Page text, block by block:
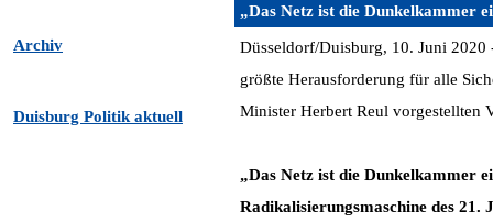
Archiv
Duisburg Politik aktuell
„Das Netz ist die Dunkelkammer
Düsseldorf/Duisburg, 10. Juni 2020
größte Herausforderung für alle
Minister Herbert Reul vorgestellten
„Das Netz ist die Dunkelkammer
Radikalisierungsmaschine des